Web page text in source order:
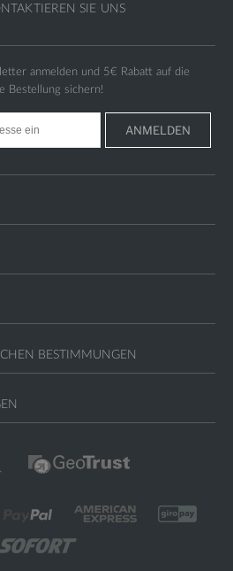
anmelden und 5€ Rabatt auf die
Bestellung sichern!
ANMELDEN
SIE UNS
BESTIMMUNGEN